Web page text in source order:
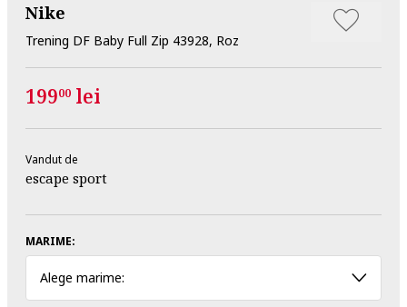
Nike
Trening DF Baby Full Zip 43928, Roz
19900 lei
Vandut de
escape sport
MARIME:
Alege marime: